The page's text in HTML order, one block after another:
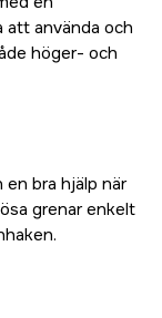
att använda och
höger- och
bra hjälp när
grenar enkelt